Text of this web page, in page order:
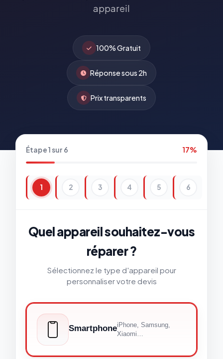
appareil
100% Gratuit
Réponse sous 2h
Prix transparents
Étape 1 sur 6 17%
1 2 3 4 5 6
Quel appareil souhaitez-vous
réparer ?
Sélectionnez le type d'appareil pour
personnaliser votre devis
SmartphoneiPhone, Samsung,
Xiaomi…